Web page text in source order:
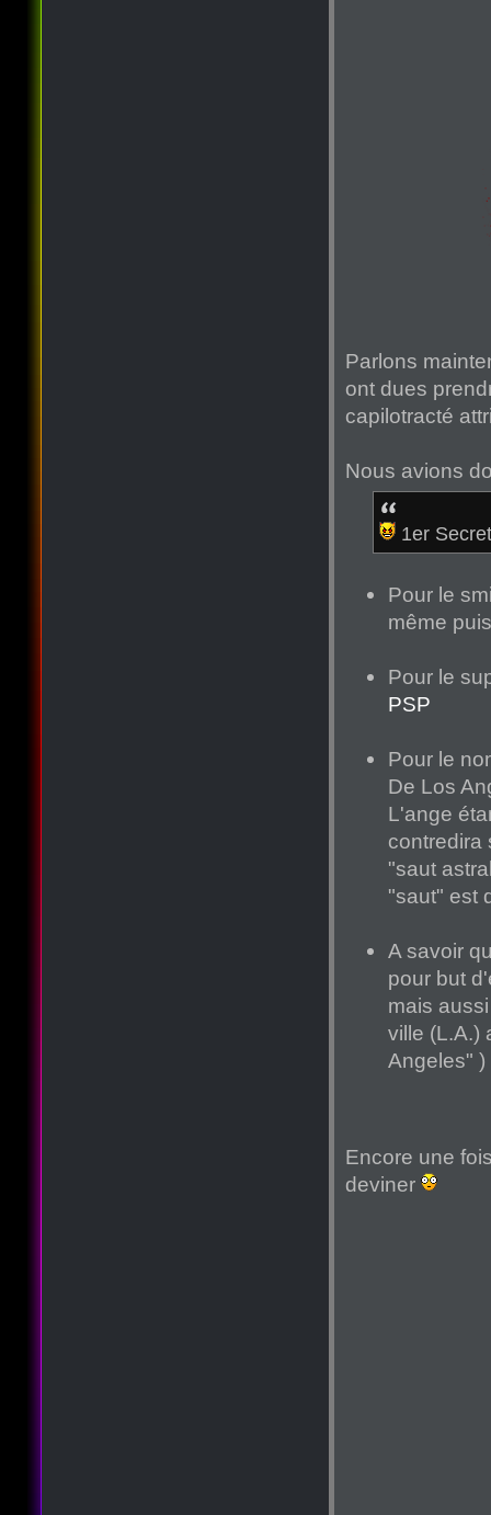
Parlons
ont dues
capilotracté
Nous avions
1er
Pour le
même
Pour le
PSP
Pour le
De Los
L'ange
contredira
"saut
"saut" est
A savoir
pour but
mais
ville (L.A.)
Angeles" )
Encore une
deviner